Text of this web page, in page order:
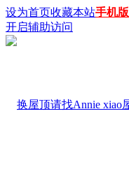
设为首页收藏本站手机版
开启辅助访问